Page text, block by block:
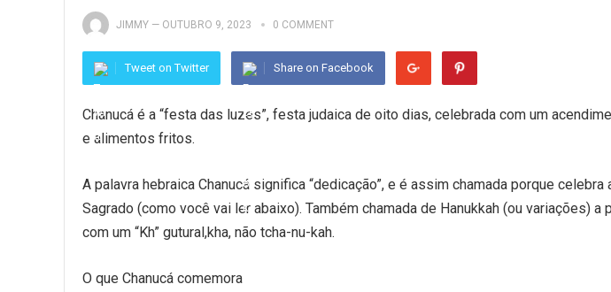
JIMMY — OUTUBRO 9, 2023 0 COMMENT
Tweet on Twitter Share on Facebook
Chanucá é a “festa das luzes”, festa judaica de oito dias, celebrada com um
e alimentos fritos.
A palavra hebraica Chanucá significa “dedicação”, e é assim chamada porque
Sagrado (como você vai ler abaixo). Também chamada de Hanukkah (ou variações) a
com um “Kh” gutural,kha, não tcha-nu-kah.
O que Chanucá comemora